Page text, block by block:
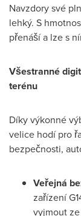
Navzdory své
lehký. S
přenáší a lze s
Všestranné
terénu
Díky výkonné
velice hodí pro
bezpečnosti,
Veřejná
zařízení
vyjmout